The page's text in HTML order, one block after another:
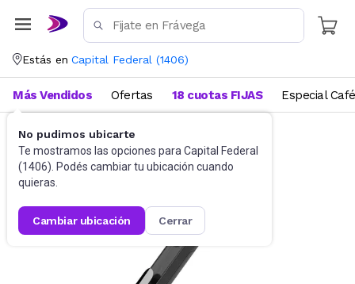
Estás en Capital Federal (1406)
No pudimos ubicarte
Te mostramos las opciones para Capital Federal
(1406). Podés cambiar tu ubicación cuando
quieras.
cambiar ubicación cerrar
Más Vendidos Ofertas 18 cuotas FIJAS Especial Café
Accesorios de Informática